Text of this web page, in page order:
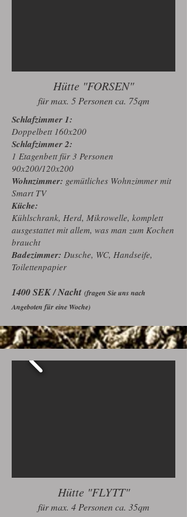
Hütte "FORSEN"
für max. 5 Personen ca. 75qm
Schlafzimmer 1:
Doppelbett 160x200
Schlafzimmer 2:
1 Etagenbett für 3 Personen
90x200/120x200
Wohnzimmer: gemütliches Wohnzimmer mit
Smart TV
Küche:
Kühlschrank, Herd, Mikrowelle, komplett
ausgestattet mit allem, was man zum Kochen
braucht
Badezimmer: Dusche, WC, Handseife,
Toilettenpapier
1400 SEK / Nacht (fragen Sie uns nach
Angeboten für eine Woche)
Hütte "FLYTT"
für max. 4 Personen ca. 35qm